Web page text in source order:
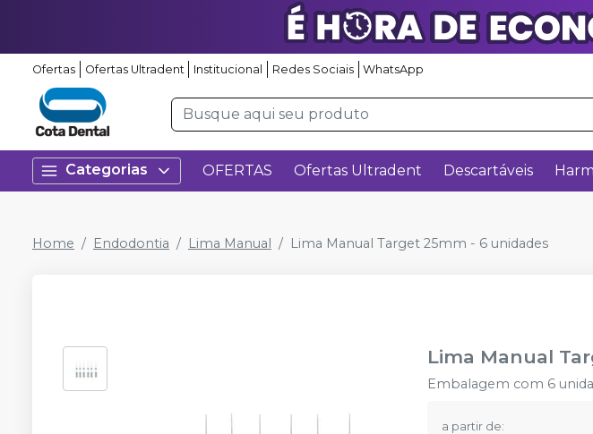
Ofertas Ofertas Ultradent Institucional Redes Sociais WhatsApp
Categorias OFERTAS Ofertas Ultradent Descartáveis
Home Endodontia Lima Manual Lima Manual Target 25mm - 6 unidades
Lima Manual
Embalagem com 6
a partir de: